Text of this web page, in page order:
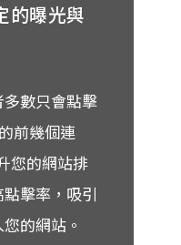
的曝光與
數只會點擊
前幾個連
您的網站排
擊率，吸引
的網站。